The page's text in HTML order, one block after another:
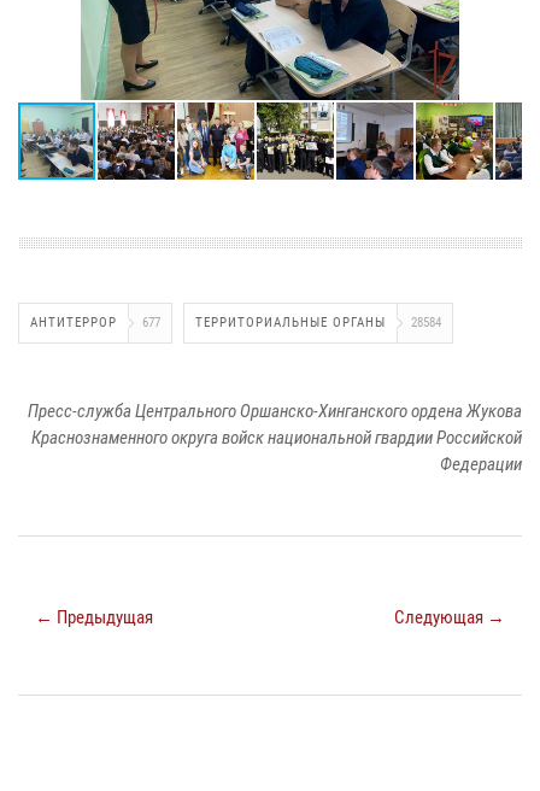
АНТИТЕРРОР 677 ТЕРРИТОРИАЛЬНЫЕ ОРГАНЫ 28584
Пресс-служба Центрального Оршанско-Хинганского ордена Жукова
Краснознаменного округа войск национальной гвардии Российской
Федерации
← Предыдущая Следующая →